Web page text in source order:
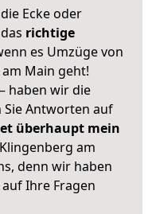
Ecke oder
richtige
es Umzüge von
Main geht!
haben wir die
Sie Antworten auf
überhaupt mein
am
denn wir haben
Ihre Fragen